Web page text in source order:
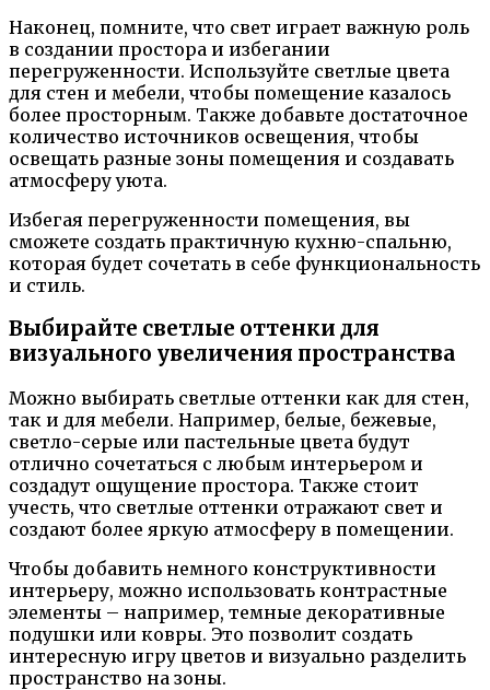
Наконец, помните, что свет играет важную роль
в создании простора и избегании
перегруженности. Используйте светлые цвета
для стен и мебели, чтобы помещение казалось
более просторным. Также добавьте достаточное
количество источников освещения, чтобы
освещать разные зоны помещения и создавать
атмосферу уюта.
Избегая перегруженности помещения, вы
сможете создать практичную кухню-спальню,
которая будет сочетать в себе функциональность
и стиль.
Выбирайте светлые оттенки для
визуального увеличения пространства
Можно выбирать светлые оттенки как для стен,
так и для мебели. Например, белые, бежевые,
светло-серые или пастельные цвета будут
отлично сочетаться с любым интерьером и
создадут ощущение простора. Также стоит
учесть, что светлые оттенки отражают свет и
создают более яркую атмосферу в помещении.
Чтобы добавить немного конструктивности
интерьеру, можно использовать контрастные
элементы – например, темные декоративные
подушки или ковры. Это позволит создать
интересную игру цветов и визуально разделить
пространство на зоны.